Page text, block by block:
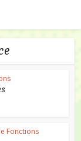
Fonctions